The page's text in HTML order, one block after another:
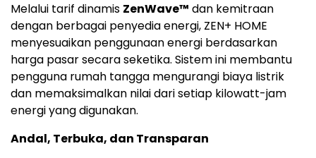
Melalui tarif dinamis ZenWave™ dan kemitraan
dengan berbagai penyedia energi, ZEN+ HOME
menyesuaikan penggunaan energi berdasarkan
harga pasar secara seketika. Sistem ini membantu
pengguna rumah tangga mengurangi biaya listrik
dan memaksimalkan nilai dari setiap kilowatt-jam
energi yang digunakan.
Andal, Terbuka, dan Transparan